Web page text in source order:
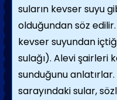
suların kevser suyu
olduğundan söz edilir.
kevser suyundan
sulağı). Alevi şairleri
sunduğunu anlatırlar.
sarayındaki sular,